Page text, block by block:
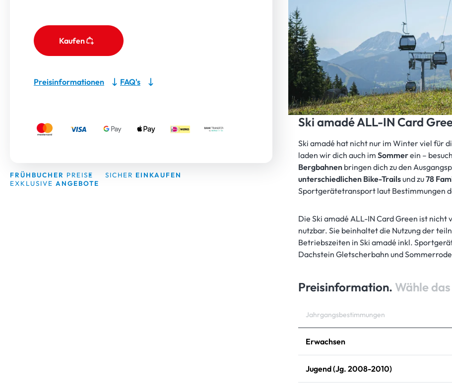
Kaufen
Preisinformationen FAQ's
FRÜHBUCHER PREISE SICHER EINKAUFEN
EXKLUSIVE ANGEBOTE
Ski amadé ALL-IN Card
Ski amadé hat nicht nur im Winter viel für
laden wir dich auch imSommerein –
Bergbahnen bringen dich zu den
unterschiedlichen Bike-Trailsund zu78
Sportgerätetransport laut Bestimmungen
Die Ski amadé ALL-IN Card Green ist
nutzbar. Sie beinhaltet die Nutzung der
Betriebszeiten in Ski amadé inkl.
Dachstein Gletscherbahn und
Preisinformation. Wähle
Jahrgangsbestimmungen
Erwachsen
Jugend (Jg. 2008-2010)